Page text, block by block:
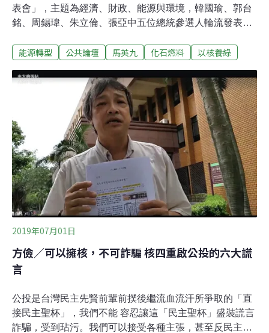
表會」，主題為經濟、財政、能源與環境，韓國瑜、郭台
銘、周錫瑋、朱立倫、張亞中五位總統參選人輪流發表政
最多時間描述經濟大餅，卻沒有針對台灣嚴重的環境問題
是虛應故事，未見對國家能源結構的整體思考，而其他環
境問題如工業污染、農地工廠、過度開發、海岸破壞、國
土流失等等議題都未曾提及，在國民黨初選的三次政見發
表會上，環境政策幾乎空白。一堆對核四一知半解的國民
黨政客，大言不慚地說要重啟核四，繼續使用核能，卻忘
記了2014年馬政府下令核四廠封存停工三年，真正蓋不下
去的原因，是因為電廠的工程品質出了大問題，無法通過
試運轉，因此被高達七成的民意反對，最後既不敢硬蓋下
去，也不敢有魄力地選擇停建，只好順應民意宣布封存停
工，迴避了該負的政治責任。如今時移勢易，國民黨
能源轉型 公共論壇 馬英九 化石燃料 以核養綠
2019年07月01日
方儉／可以擁核，不可詐騙 核四重啟公投的六大謊
言
公投是台灣民主先賢前輩前撲後繼流血流汗所爭取的「直
接民主聖杯」，我們不能 容忍讓這「民主聖杯」盛裝謊言
詐騙，受到玷污。我們可以接受各種主張，甚至反民主的